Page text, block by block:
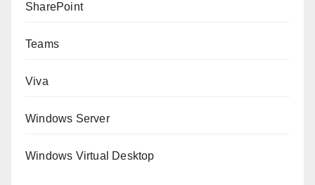
SharePoint
Teams
Viva
Windows Server
Windows Virtual Desktop